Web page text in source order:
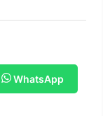
WhatsApp